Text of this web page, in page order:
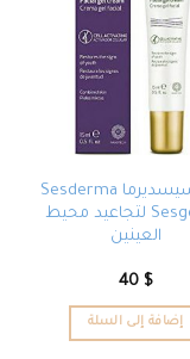
كريم سيسديرما Sesderma
Sesgen 32 لتجاعيد محيط
العينين
40 $
إضافة إلى السلة